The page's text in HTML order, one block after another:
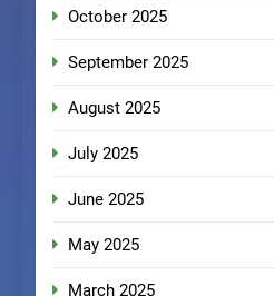
October 2025
September 2025
August 2025
July 2025
June 2025
May 2025
March 2025